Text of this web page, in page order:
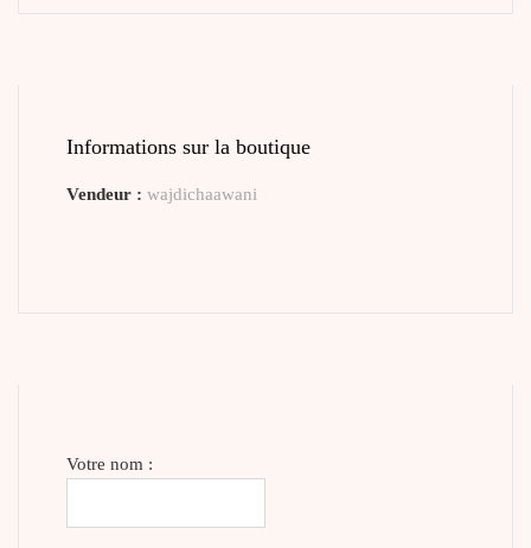
Informations sur la boutique
Vendeur : wajdichaawani
Votre nom :